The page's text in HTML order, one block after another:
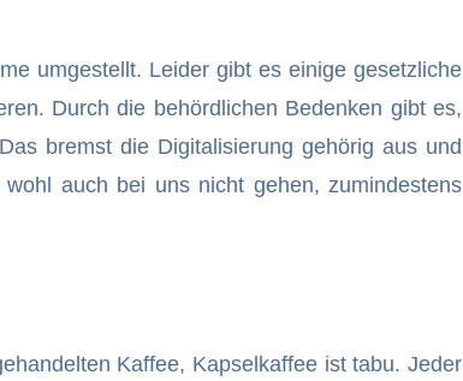
umgestellt. Leider gibt es einige gesetzliche
Durch die behördlichen Bedenken gibt es,
bremst die Digitalisierung gehörig aus und
auch bei uns nicht gehen, zumindestens
Kaffee, Kapselkaffee ist tabu. Jeder